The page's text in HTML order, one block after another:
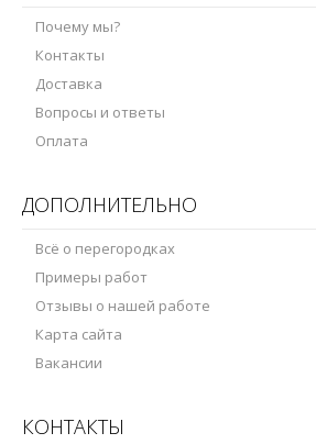
Почему мы?
Контакты
Доставка
Вопросы и ответы
Оплата
ДОПОЛНИТЕЛЬНО
Всё о перегородках
Примеры работ
Отзывы о нашей работе
Карта сайта
Вакансии
КОНТАКТЫ